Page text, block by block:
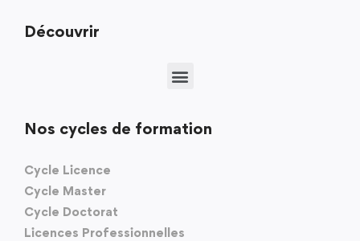
Découvrir
Nos cycles de formation
Cycle Licence
Cycle Master
Cycle Doctorat
Licences Professionnelles